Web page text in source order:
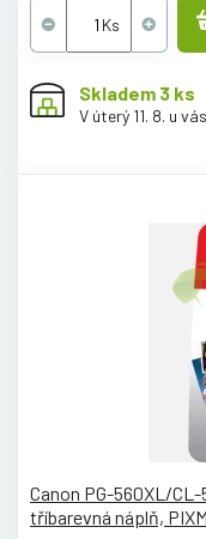
Skladem 3 ks
V úterý 11. 8. u vás
Canon PG-560XL/CL-
tříbarevná náplň,